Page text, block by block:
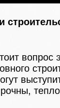
вопрос